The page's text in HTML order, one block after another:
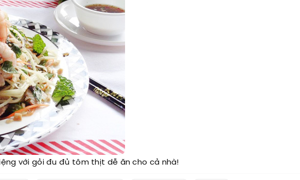
với gỏi đu đủ tôm thịt dễ ăn cho cả nhà!